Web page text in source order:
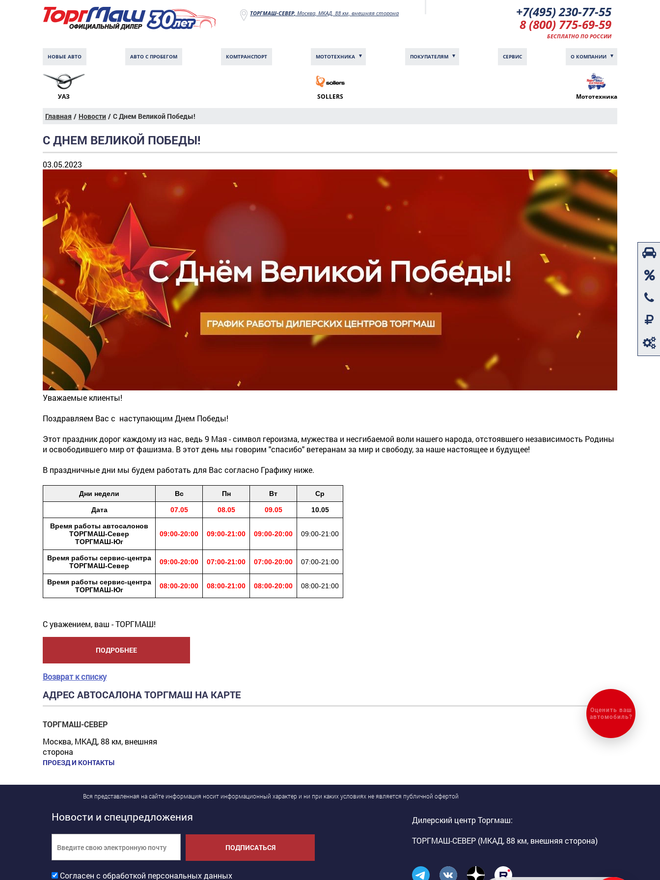
ТОРГМАШ-СЕВЕР, Москва, МКАД, 88 км, внешняя сторона +7(495) 230-77-55
8 (800) 775-69-59
БЕСПЛАТНО ПО РОССИИ
НОВЫЕ АВТО АВТО С ПРОБЕГОМ КОМТРАНCПОРТ МОТОТЕХНИКА ПОКУПАТЕЛЯМ СЕРВИС О КОМПАНИИ
УАЗ SOLLERS Мототехника
Главная / Новости / С Днем Великой Победы!
С ДНЕМ ВЕЛИКОЙ ПОБЕДЫ!
03.05.2023
Уважаемые клиенты!
Поздравляем Вас с наступающим Днем Победы!
Этот праздник дорог каждому из нас, ведь 9 Мая - символ героизма, мужества и несгибаемой воли нашего народа, отстоявшего независимость Родины
и освободившего мир от фашизма. В этот день мы говорим "спасибо" ветеранам за мир и свободу, за наше настоящее и будущее!
В праздничные дни мы будем работать для Вас согласно Графику ниже.
Дни недели Вс Пн Вт Ср
Дата 07.05 08.05 09.05 10.05
Время работы автосалонов
ТОРГМАШ-Север
ТОРГМАШ-Юг
09:00-20:00 09:00-21:00 09:00-20:00 09:00-21:00
Время работы сервис-центра
ТОРГМАШ-Север
09:00-20:00 07:00-21:00 07:00-20:00 07:00-21:00
Время работы сервис-центра
ТОРГМАШ-Юг
08:00-20:00 08:00-21:00 08:00-20:00 08:00-21:00
С уважением, ваш - ТОРГМАШ!
ПОДРОБНЕЕ
Возврат к списку
АДРЕС АВТОСАЛОНА ТОРГМАШ НА КАРТЕ
ТОРГМАШ-СЕВЕР
Москва, МКАД, 88 км, внешняя
сторона
ПРОЕЗД И КОНТАКТЫ
Вся представленная на сайте информация носит информационный характер и ни при каких условиях не является публичной офертой
Новости и спецпредложения
ПОДПИСАТЬСЯ
Согласен с обработкой персональных данных
Дилерский центр Торгмаш:
ТОРГМАШ-СЕВЕР (МКАД, 88 км, внешняя сторона)
Оценить ваш
автомобиль?